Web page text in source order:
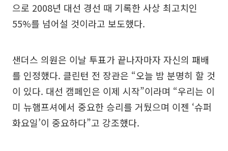
으로 2008년 대선 경선 때 기록한 사상 최고치인
55%를 넘어설 것이라고 보도했다.
샌더스 의원은 이날 투표가 끝나자마자 자신의 패배
를 인정했다. 클린턴 전 장관은 “오늘 밤 분명히 할 것
이 있다. 대선 캠페인은 이제 시작”이라며 “우리는 이
미 뉴햄프셔에서 중요한 승리를 거뒀으며 이젠 ‘슈퍼
화요일’이 중요하다”고 강조했다.